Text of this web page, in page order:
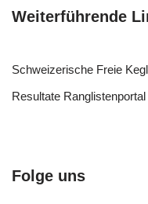
Weiterführende
Schweizerische Freie
Resultate Ranglistenportal
Folge uns